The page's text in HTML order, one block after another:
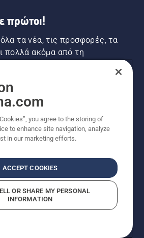
πρώτοι!
τα νέα, τις προσφορές, τα
πολλά ακόμα από τη
ΕΝΗΜΕΡΩΤΙΚΌ ΔΕΛΤΊΟ
Με την επιφύλαξη παντός
you agree to the storing of
to enhance site navigation, analyze
in our marketing efforts.
ACCEPT COOKIES
OR SHARE MY PERSONAL
INFORMATION